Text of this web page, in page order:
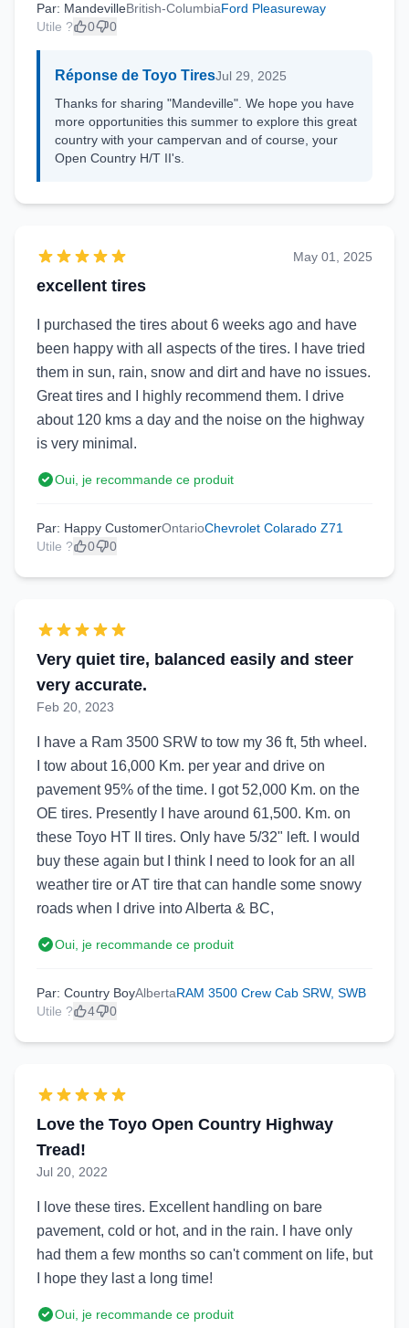
Par: MandevilleBritish-ColumbiaFord Pleasureway
Utile ?
0 0
Réponse de Toyo TiresJul 29, 2025
Thanks for sharing "Mandeville". We hope you have
more opportunities this summer to explore this great
country with your campervan and of course, your
Open Country H/T II's.
excellent tires
May 01, 2025
I purchased the tires about 6 weeks ago and have
been happy with all aspects of the tires. I have tried
them in sun, rain, snow and dirt and have no issues.
Great tires and I highly recommend them. I drive
about 120 kms a day and the noise on the highway
is very minimal.
Oui, je recommande ce produit
Par: Happy CustomerOntarioChevrolet Colarado Z71
Utile ?
0 0
Very quiet tire, balanced easily and steer
very accurate.
Feb 20, 2023
I have a Ram 3500 SRW to tow my 36 ft, 5th wheel.
I tow about 16,000 Km. per year and drive on
pavement 95% of the time. I got 52,000 Km. on the
OE tires. Presently I have around 61,500. Km. on
these Toyo HT II tires. Only have 5/32" left. I would
buy these again but I think I need to look for an all
weather tire or AT tire that can handle some snowy
roads when I drive into Alberta & BC,
Oui, je recommande ce produit
Par: Country BoyAlbertaRAM 3500 Crew Cab SRW, SWB
Utile ?
4 0
Love the Toyo Open Country Highway
Tread!
Jul 20, 2022
I love these tires. Excellent handling on bare
pavement, cold or hot, and in the rain. I have only
had them a few months so can't comment on life, but
I hope they last a long time!
Oui, je recommande ce produit